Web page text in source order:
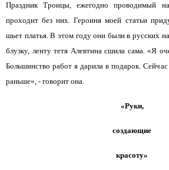
Праздник Троицы, ежегодно проводимый
проходит без них. Героиня моей статьи
шьет платья. В этом году они были в русских
блузку, ленту тетя Алевтина сшила сама. «Я
Большинство работ я дарила в подарок.
раньше», - говорит она.
«Руки,
создающие
красоту»